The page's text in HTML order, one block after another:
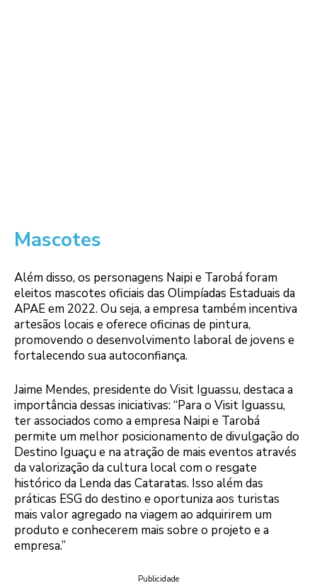
Mascotes
Além disso, os personagens Naipi e Tarobá foram
eleitos mascotes oficiais das Olimpíadas Estaduais da
APAE em 2022. Ou seja, a empresa também incentiva
artesãos locais e oferece oficinas de pintura,
promovendo o desenvolvimento laboral de jovens e
fortalecendo sua autoconfiança.
Jaime Mendes, presidente do Visit Iguassu, destaca a
importância dessas iniciativas: “Para o Visit Iguassu,
ter associados como a empresa Naipi e Tarobá
permite um melhor posicionamento de divulgação do
Destino Iguaçu e na atração de mais eventos através
da valorização da cultura local com o resgate
histórico da Lenda das Cataratas. Isso além das
práticas ESG do destino e oportuniza aos turistas
mais valor agregado na viagem ao adquirirem um
produto e conhecerem mais sobre o projeto e a
empresa.”
Publicidade